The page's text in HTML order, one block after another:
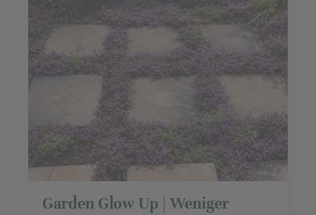
Garden Glow Up | Weniger